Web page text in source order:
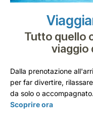
Tutto quello
viaggio
Dalla prenotazione
per far divertire,
da solo o
Scoprire ora